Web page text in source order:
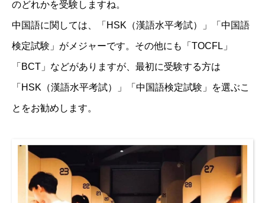
のどれかを受験しますね。
中国語に関しては、「HSK（漢語水平考試）」「中国語
検定試験」がメジャーです。その他にも「TOCFL」
「BCT」などがありますが、最初に受験する方は
「HSK（漢語水平考試）」「中国語検定試験」を選ぶこ
とをお勧めします。